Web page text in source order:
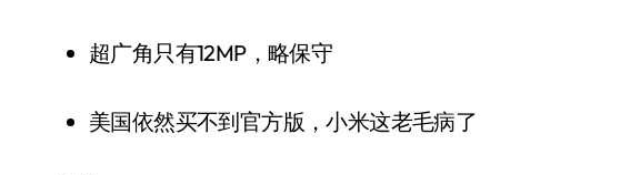
超广角只有12MP，略保守
美国依然买不到官方版，小米这老毛病了